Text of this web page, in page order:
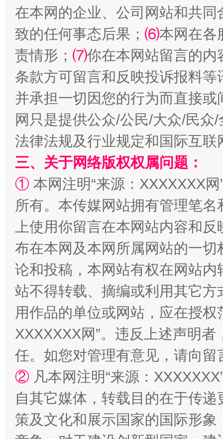
扯下公款旅游的“隐身衣” 如何以
在本网的企业、公司网站和共
致的任何事态后果； ⑹本网在各
责情形； ⑺你在本网站留言的内
条款方可留言和反映投诉报料
并承担一切因您的行为而直接
网只是提供公众/公民/大众/民
法律法规及行业规定和国际互
三、关于网络版权权属问题：
① 本网注明“来源：XXXXXXX
所有。本传媒网站拥有管理笔
上使用你留言在本网站内容和
布在本网及本网所属网站的一
论和投稿，本网站有权在网站
站不得转载、摘编或利用其它
用作品的单位或网站，应在授
XXXXXXX网”。违反上述声明
任。如您对管理有意见，请向
② 凡本网注明“来源：
自其它媒体，转载目的在于传
策及文化和展示国家的国际形